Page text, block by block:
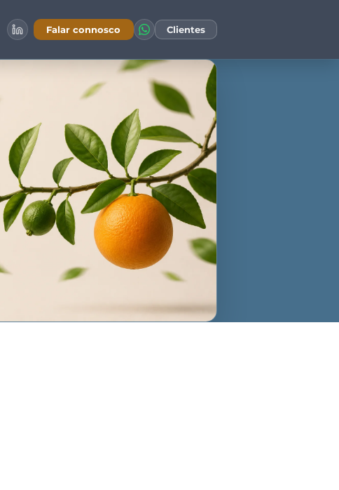
Falar connosco Clientes